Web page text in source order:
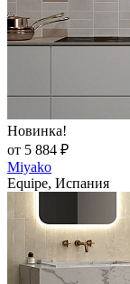
Новинка!
от 5 884 ₽
Miyako
Equipe, Испания